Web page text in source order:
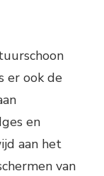
er ook de
en
aan het
van